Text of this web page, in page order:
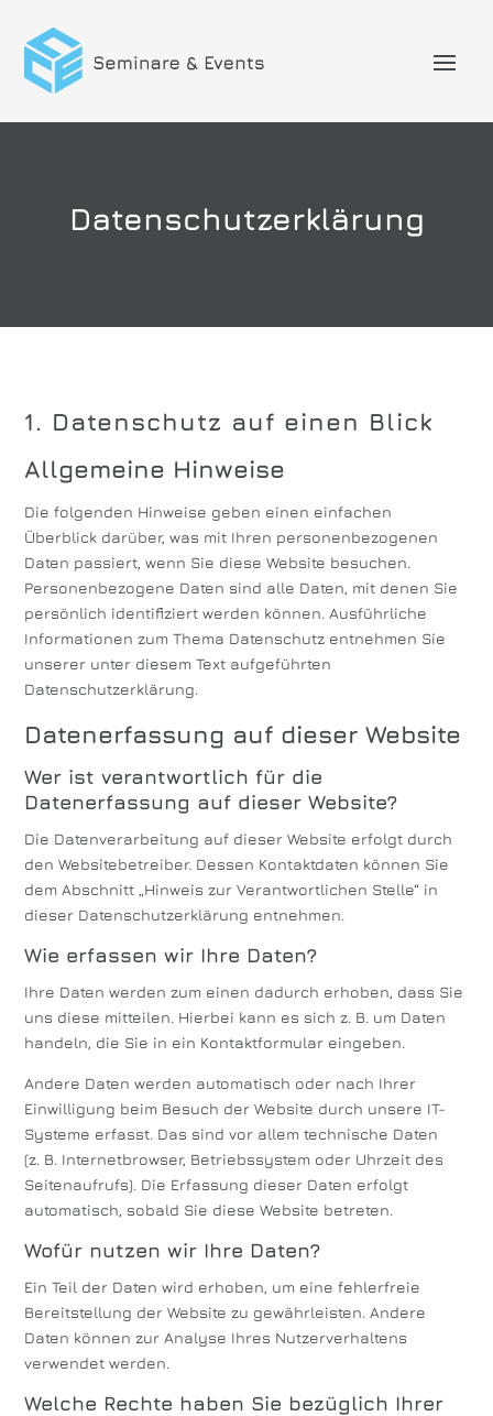
Datenschutzerklärung
1. Datenschutz auf einen Blick
Allgemeine Hinweise
Die folgenden Hinweise geben einen einfachen
Überblick darüber, was mit Ihren personenbezogenen
Daten passiert, wenn Sie diese Website besuchen.
Personenbezogene Daten sind alle Daten, mit denen Sie
persönlich identifiziert werden können. Ausführliche
Informationen zum Thema Datenschutz entnehmen Sie
unserer unter diesem Text aufgeführten
Datenschutzerklärung.
Datenerfassung auf dieser Website
Wer ist verantwortlich für die
Datenerfassung auf dieser Website?
Die Datenverarbeitung auf dieser Website erfolgt durch
den Websitebetreiber. Dessen Kontaktdaten können Sie
dem Abschnitt „Hinweis zur Verantwortlichen Stelle“ in
dieser Datenschutzerklärung entnehmen.
Wie erfassen wir Ihre Daten?
Ihre Daten werden zum einen dadurch erhoben, dass Sie
uns diese mitteilen. Hierbei kann es sich z. B. um Daten
handeln, die Sie in ein Kontaktformular eingeben.
Andere Daten werden automatisch oder nach Ihrer
Einwilligung beim Besuch der Website durch unsere IT-
Systeme erfasst. Das sind vor allem technische Daten
(z. B. Internetbrowser, Betriebssystem oder Uhrzeit des
Seitenaufrufs). Die Erfassung dieser Daten erfolgt
automatisch, sobald Sie diese Website betreten.
Wofür nutzen wir Ihre Daten?
Ein Teil der Daten wird erhoben, um eine fehlerfreie
Bereitstellung der Website zu gewährleisten. Andere
Daten können zur Analyse Ihres Nutzerverhaltens
verwendet werden.
Welche Rechte haben Sie bezüglich Ihrer